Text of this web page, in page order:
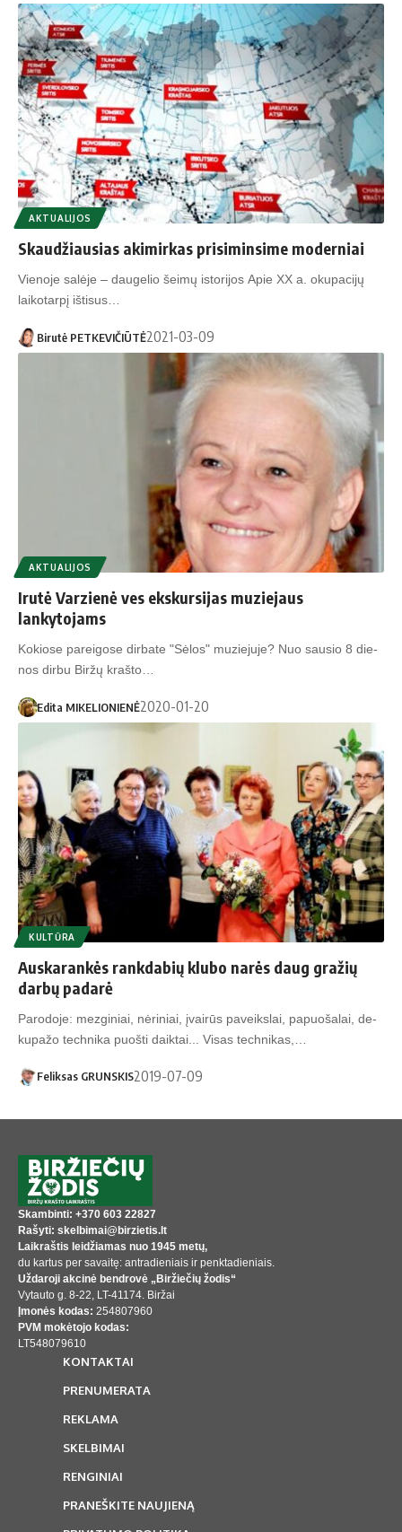
AKTUALIJOS
Skaudžiausias akimirkas prisiminsime moderniai
Vienoje salėje – daugelio šeimų istorijos Apie XX a. okupacijų
laikotarpį ištisus…
Birutė PETKEVIČIŪTĖ2021-03-09
AKTUALIJOS
Irutė Varzienė ves ekskursijas muziejaus
lankytojams
Ko­kio­se pa­rei­go­se dir­ba­te "Sė­los" mu­zie­ju­je? Nuo sau­sio 8 die­
nos dir­bu Bir­žų kraš­to…
Edita MIKELIONIENĖ2020-01-20
KULTŪRA
Auskarankės rankdabių klubo narės daug gražių
darbų padarė
Pa­ro­do­je: mez­gi­niai, nė­ri­niai, įvai­rūs pa­veiks­lai, pa­puo­ša­lai, de­
ku­pa­žo tech­ni­ka puoš­ti daik­tai... Vi­sas tech­ni­kas,…
Feliksas GRUNSKIS2019-07-09
Skambinti: +370 603 22827
Rašyti: skelbimai@birzietis.lt
Laikraštis leidžiamas nuo 1945 metų,
du kartus per savaitę: antradieniais ir penktadieniais.
Uždaroji akcinė bendrovė „Biržiečių žodis“
Vytauto g. 8-22, LT-41174. Biržai
Įmonės kodas: 254807960
PVM mokėtojo kodas:
LT548079610
KONTAKTAI
PRENUMERATA
REKLAMA
SKELBIMAI
RENGINIAI
PRANEŠKITE NAUJIENĄ